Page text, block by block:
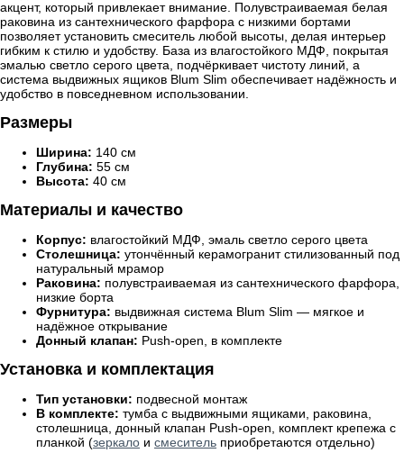
акцент, который привлекает внимание. Полувстраиваемая белая
раковина из сантехнического фарфора с низкими бортами
позволяет установить смеситель любой высоты, делая интерьер
гибким к стилю и удобству. База из влагостойкого МДФ, покрытая
эмалью светло серого цвета, подчёркивает чистоту линий, а
система выдвижных ящиков Blum Slim обеспечивает надёжность и
удобство в повседневном использовании.
Размеры
Ширина: 140 см
Глубина: 55 см
Высота: 40 см
Материалы и качество
Корпус: влагостойкий МДФ, эмаль светло серого цвета
Столешница: утончённый керамогранит стилизованный под
натуральный мрамор
Раковина: полувстраиваемая из сантехнического фарфора,
низкие борта
Фурнитура: выдвижная система Blum Slim — мягкое и
надёжное открывание
Донный клапан: Push-open, в комплекте
Установка и комплектация
Тип установки: подвесной монтаж
В комплекте: тумба с выдвижными ящиками, раковина,
столешница, донный клапан Push-open, комплект крепежа с
планкой (зеркало и смеситель приобретаются отдельно)